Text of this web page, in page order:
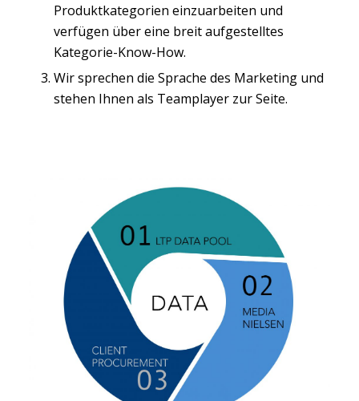
Produktkategorien einzuarbeiten und
verfügen über eine breit aufgestelltes
Kategorie-Know-How.
Wir sprechen die Sprache des Marketing und
stehen Ihnen als Teamplayer zur Seite.